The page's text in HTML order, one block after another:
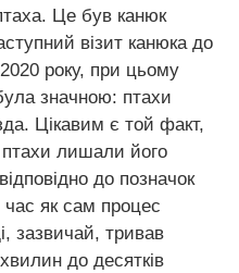
Це був канюк
візит канюка до
року, при цьому
була значною: птахи
Цікавим є той факт,
птахи лишали його
до позначок
як сам процес
зазвичай, тривав
до десятків